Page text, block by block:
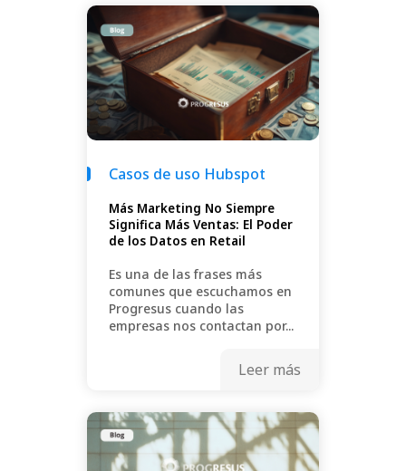
Casos de uso Hubspot
Más Marketing No Siempre
Significa Más Ventas: El Poder
de los Datos en Retail
Es una de las frases más
comunes que escuchamos en
Progresus cuando las
empresas nos contactan por...
Leer más